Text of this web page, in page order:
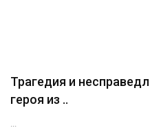
Трагедия и
героя из ..
...